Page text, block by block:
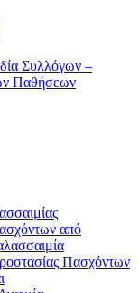
Συλλόγων –
Παθήσεων
από
Πασχόντων